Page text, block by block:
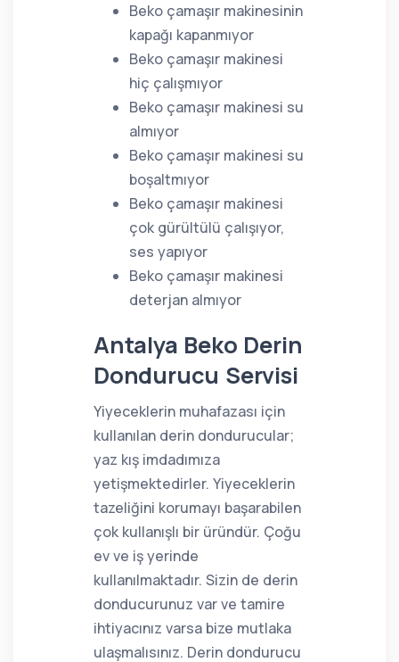
Beko çamaşır makinesinin
kapağı kapanmıyor
Beko çamaşır makinesi
hiç çalışmıyor
Beko çamaşır makinesi su
almıyor
Beko çamaşır makinesi su
boşaltmıyor
Beko çamaşır makinesi
çok gürültülü çalışıyor,
ses yapıyor
Beko çamaşır makinesi
deterjan almıyor
Antalya Beko Derin
Dondurucu Servisi
Yiyeceklerin muhafazası için
kullanılan derin dondurucular;
yaz kış imdadımıza
yetişmektedirler. Yiyeceklerin
tazeliğini korumayı başarabilen
çok kullanışlı bir üründür. Çoğu
ev ve iş yerinde
kullanılmaktadır. Sizin de derin
donducurunuz var ve tamire
ihtiyacınız varsa bize mutlaka
ulaşmalısınız. Derin dondurucu